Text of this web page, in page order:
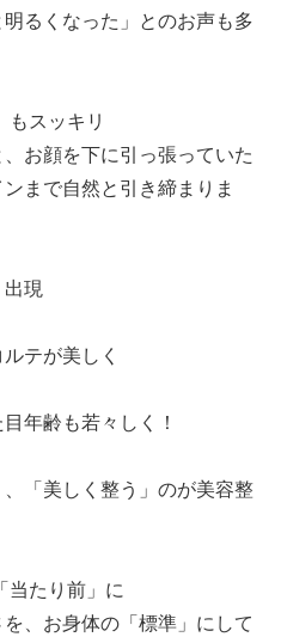
るくなった」とのお声も多
スッキリ
お顔を下に引っ張っていた
まで自然と引き締まりま
現
テが美しく
年齢も若々しく！
「美しく整う」のが美容整
たり前」に
、お身体の「標準」にして